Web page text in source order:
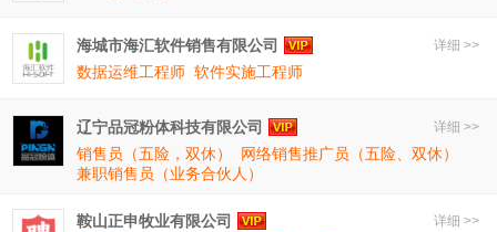
详细 >>
海城市海汇软件销售有限公司
数据运维工程师 软件实施工程师
详细 >>
辽宁品冠粉体科技有限公司
销售员（五险，双休）
网络销售推广员（五险、双休）
兼职销售员（业务合伙人）
详细 >>
鞍山正申牧业有限公司